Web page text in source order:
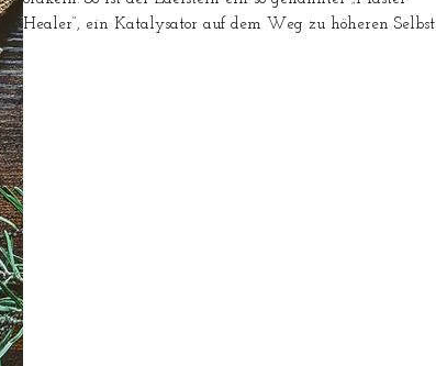
Healer“, ein Katalysator auf dem Weg zu höheren Selbst